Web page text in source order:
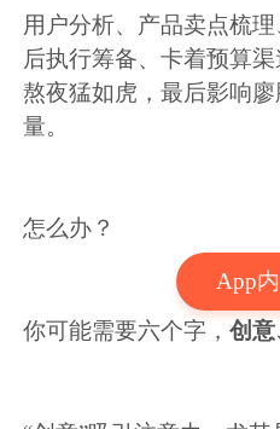
App
用户分析、产品卖点梳
后执行筹备、卡着预算
熬夜猛如虎，最后影响
量。
怎么办？
你可能需要六个字，创意